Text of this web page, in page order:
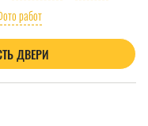
работ
ДВЕРИ